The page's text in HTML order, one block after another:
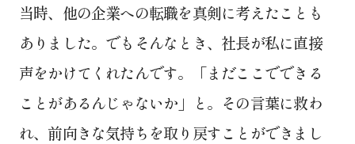
当時、他の企業への転職を真剣に考えたことも
ありました。でもそんなとき、社長が私に直接
声をかけてくれたんです。「まだここでできる
ことがあるんじゃないか」と。その言葉に救わ
れ、前向きな気持ちを取り戻すことができまし